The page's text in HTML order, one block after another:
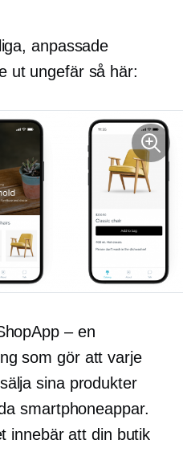
anpassade
ut ungefär så här:
– en
som gör att varje
sina produkter
smartphoneappar.
innebär att din butik